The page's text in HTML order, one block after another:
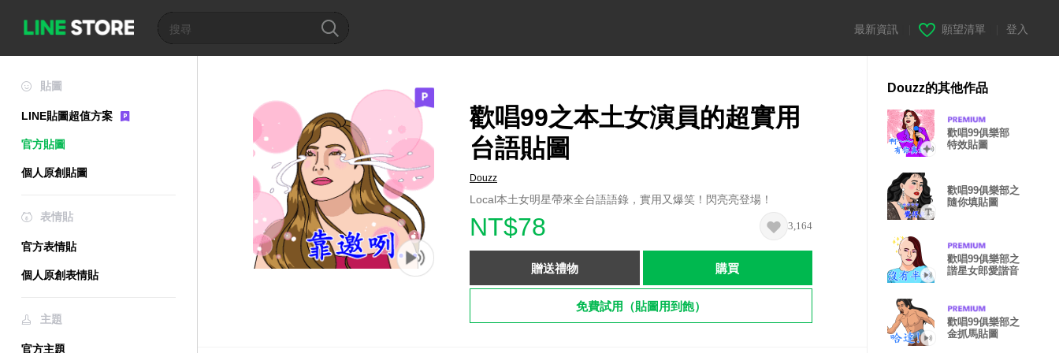
最新資訊 願望清單 登入
貼圖
LINE貼圖超值方案
官方貼圖
個人原創貼圖
表情貼
官方表情貼
個人原創表情貼
主題
官方主題
歡唱99之本土女演員的超實用
台語貼圖
Douzz
Local本土女明星帶來全台語語錄，實用又爆笑！閃亮亮登場！
NT$78 3,164
贈送禮物 購買
免費試用（貼圖用到飽）
Douzz的其他作品
歡唱99俱樂部
特效貼圖
歡唱99俱樂部之
隨你填貼圖
歡唱99俱樂部之
諧星女郎愛諧音
歡唱99俱樂部之
金抓馬貼圖